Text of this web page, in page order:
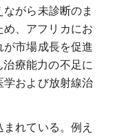
がら未診断のま
、アフリカにお
市場成長を促進
療能力の不足に
学および放射線治
れている。例え